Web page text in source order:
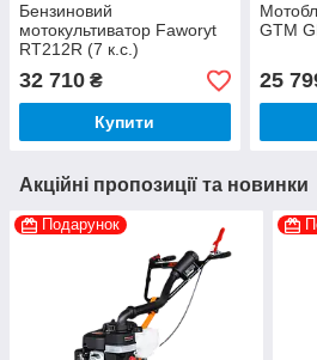
Бензиновий
мотокультиватор Faworyt
RT212R (7 к.с.)
32 710 ₴
Купити
GTM
25
Акційні пропозиції та новинки
Подарунок